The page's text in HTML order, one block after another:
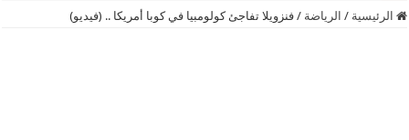
الرئيسية / الرياضة / فنزويلا تفاجئ كولومبيا في كوبا أمريكا .. (فيديو)